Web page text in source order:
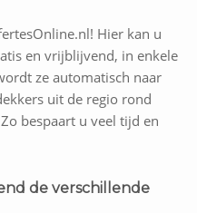
Hier kan u
en vrijblijvend, in enkele
ze automatisch naar
uit de regio rond
bespaart u veel tijd en
de verschillende